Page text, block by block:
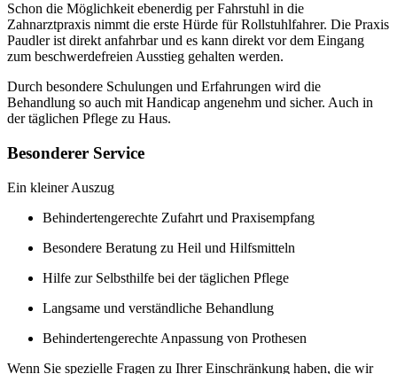
Schon die Möglichkeit ebenerdig per Fahrstuhl in die
Zahnarztpraxis nimmt die erste Hürde für Rollstuhlfahrer. Die Praxis
Paudler ist direkt anfahrbar und es kann direkt vor dem Eingang
zum beschwerdefreien Ausstieg gehalten werden.
Durch besondere Schulungen und Erfahrungen wird die
Behandlung so auch mit Handicap angenehm und sicher. Auch in
der täglichen Pflege zu Haus.
Besonderer Service
Ein kleiner Auszug
Behindertengerechte Zufahrt und Praxisempfang
Besondere Beratung zu Heil und Hilfsmitteln
Hilfe zur Selbsthilfe bei der täglichen Pflege
Langsame und verständliche Behandlung
Behindertengerechte Anpassung von Prothesen
Wenn Sie spezielle Fragen zu Ihrer Einschränkung haben, die wir